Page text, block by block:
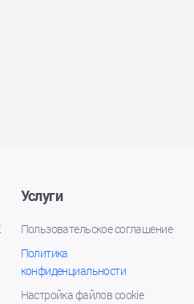
Услуги
Пользовательское соглашение
Политика
конфиденциальности
Настройка файлов cookie